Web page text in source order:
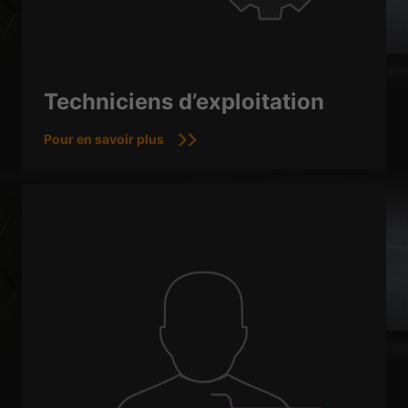
Techniciens d’exploitation
Pour en savoir plus